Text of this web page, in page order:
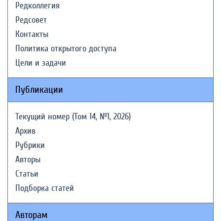
Редколлегия
Редсовет
Контакты
Политика открытого доступа
Цели и задачи
Публикации
Текущий номер (Том 14, №1, 2026)
Архив
Рубрики
Авторы
Статьи
Подборка статей
Авторам